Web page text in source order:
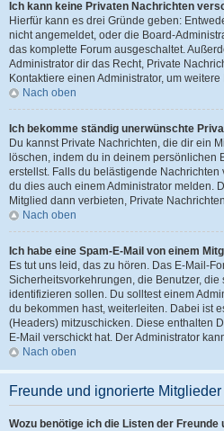
Ich kann keine Privaten Nachrichten
Hierfür kann es drei Gründe geben:
nicht angemeldet, oder die Board-
das komplette Forum ausgeschaltet.
Administrator dir das Recht, Private
Kontaktiere einen Administrator, um
Nach oben
Ich bekomme ständig unerwünschte
Du kannst Private Nachrichten, die dir ein
löschen, indem du in deinem persönlichen
erstellst. Falls du belästigende
du dies auch einem Administrator melden.
Mitglied dann verbieten, Private
Nach oben
Ich habe eine Spam-E-Mail von einem
Es tut uns leid, das zu hören. Das E-Mail-
Sicherheitsvorkehrungen, die Benutzer,
identifizieren sollen. Du solltest einem
du bekommen hast, weiterleiten. Dabei ist
(Headers) mitzuschicken. Diese enthalten
E-Mail verschickt hat. Der Administrator
Nach oben
Freunde und ignorierte Mitglieder
Wozu benötige ich die Listen der